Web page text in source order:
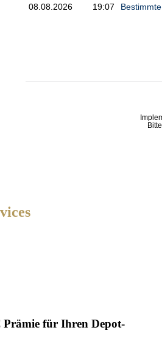
08.08.2026
19:07
Prämie für Ihren Depot-